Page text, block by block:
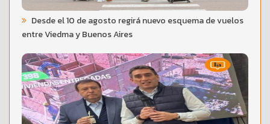
Desde el 10 de agosto regirá nuevo esquema de vuelos
entre Viedma y Buenos Aires